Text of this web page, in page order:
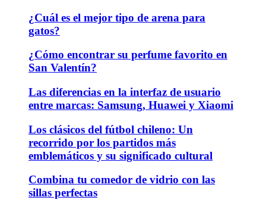
¿Cuál es el mejor tipo de arena para
gatos?
¿Cómo encontrar su perfume favorito en
San Valentín?
Las diferencias en la interfaz de usuario
entre marcas: Samsung, Huawei y Xiaomi
Los clásicos del fútbol chileno: Un
recorrido por los partidos más
emblemáticos y su significado cultural
Combina tu comedor de vidrio con las
sillas perfectas